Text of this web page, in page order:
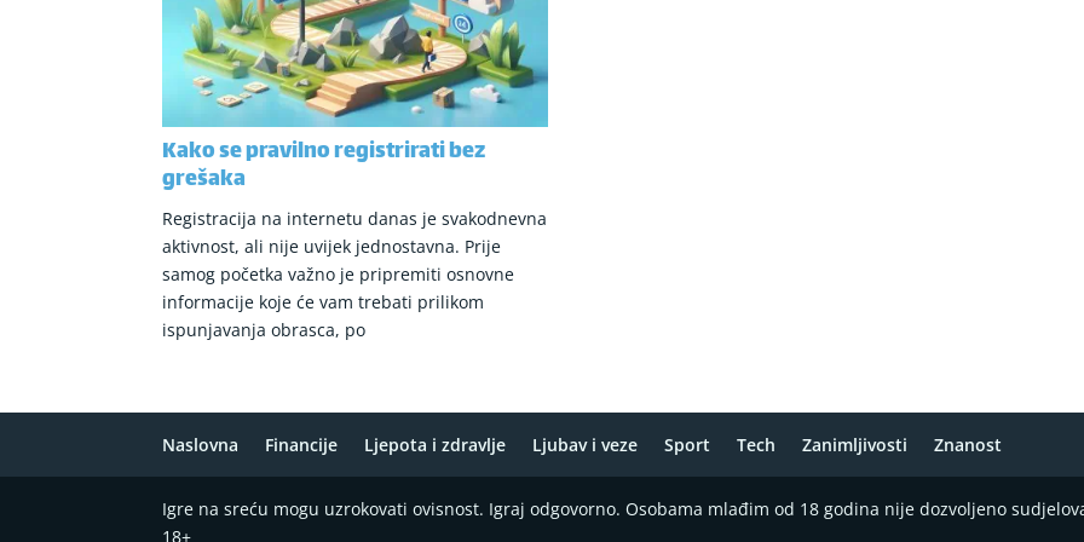
Kako se pravilno registrirati bez
grešaka
Registracija na internetu danas je svakodnevna
aktivnost, ali nije uvijek jednostavna. Prije
samog početka važno je pripremiti osnovne
informacije koje će vam trebati prilikom
ispunjavanja obrasca, po
Naslovna Financije Ljepota i zdravlje Ljubav i veze Sport Tech Zanimljivosti Znanost
Igre na sreću mogu uzrokovati ovisnost. Igraj odgovorno. Osobama mlađim od 18 godina nije dozvoljeno
18+